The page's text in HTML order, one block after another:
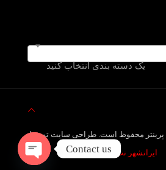
یک دسته بندی انتخاب کنید
پرینتر محفوظ است. طراحی سایت توسط
ایرانشهر نت
Contact us